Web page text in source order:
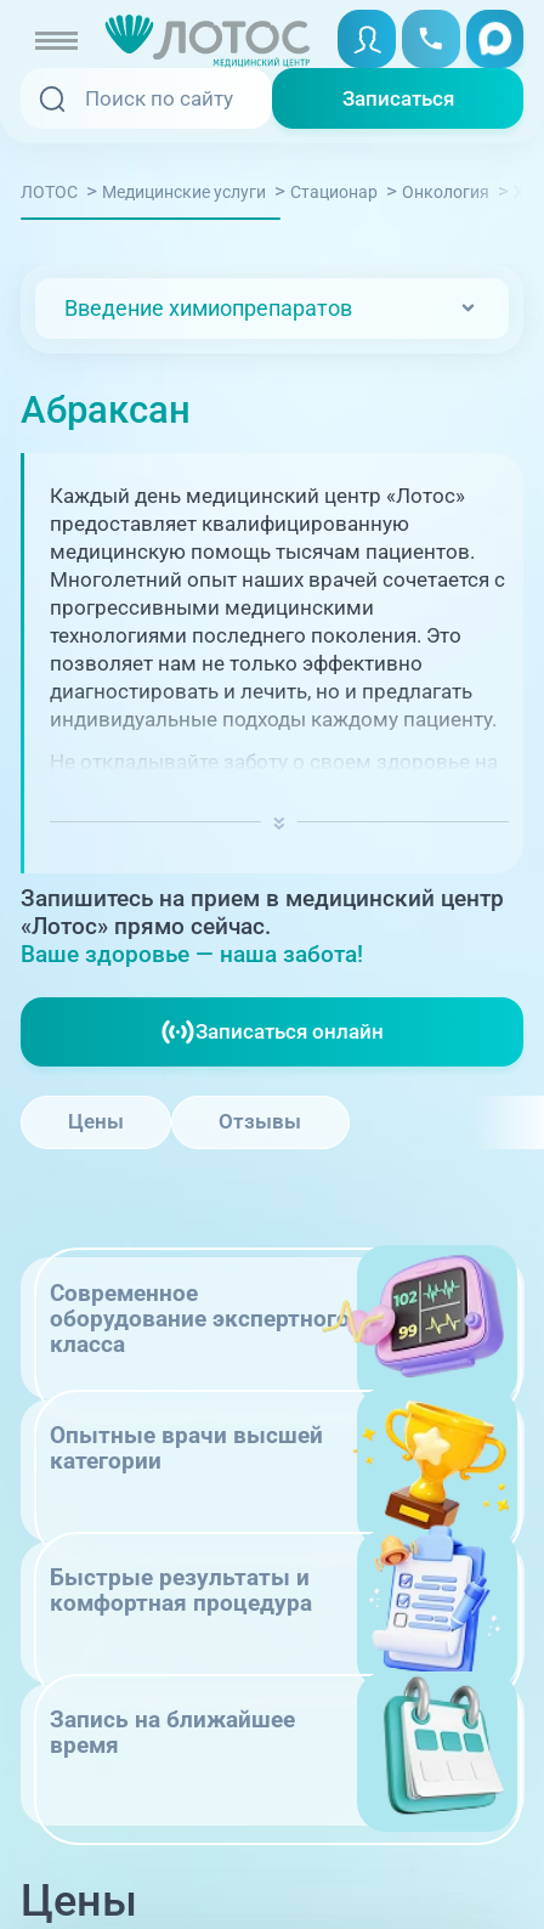
Записаться
Записаться
Услуги и цены
Отзывы
Адреса клиник
О клинике
Блог врачей
Новости
+7 (351) 220-00-03
Записаться онлайн
Вызвать скорую
Медицина на дому
Телемедицина
+7 (351) 220-00-03
Единая справочная служба,
запись на прием
+7 (351) 220-03-03
Центр амбулаторной
онкологической помощи
+7 (7142) 927-003
ЛОТОС > Медицинские услуги > Стационар > Онкология >
Введение химиопрепаратов
Абраксан
Каждый день медицинский центр «Лотос»
предоставляет квалифицированную
медицинскую помощь тысячам пациентов.
Многолетний опыт наших врачей сочетается с
прогрессивными медицинскими
технологиями последнего поколения. Это
позволяет нам не только эффективно
диагностировать и лечить, но и предлагать
индивидуальные подходы каждому пациенту.
Не откладывайте заботу о своем здоровье на
ключевую роль в поддержании вашего
Запишитесь на прием в медицинский центр
«Лотос» прямо сейчас.
Ваше здоровье — наша забота!
Записаться онлайн
Цены Отзывы
Современное
оборудование экспертного
класса
Опытные врачи высшей
категории
Быстрые результаты и
комфортная процедура
Запись на ближайшее
время
Цены